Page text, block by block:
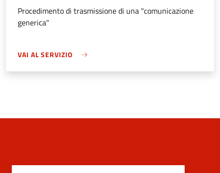
Procedimento di trasmissione di una "comunicazione
generica"
VAI AL SERVIZIO